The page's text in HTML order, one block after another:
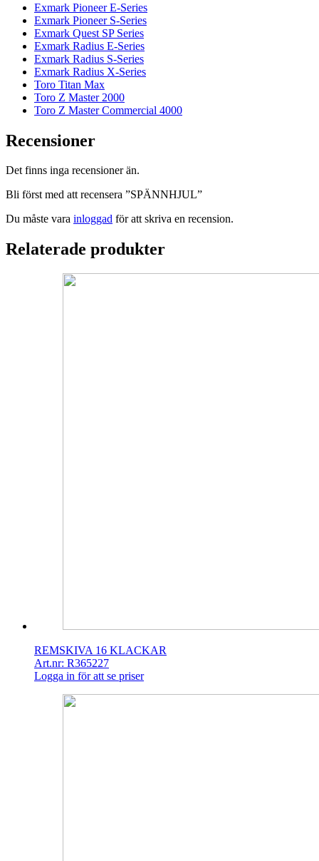
Exmark Pioneer E-Series
Exmark Pioneer S-Series
Exmark Quest SP Series
Exmark Radius E-Series
Exmark Radius S-Series
Exmark Radius X-Series
Toro Titan Max
Toro Z Master 2000
Toro Z Master Commercial 4000
Recensioner
Det finns inga recensioner än.
Bli först med att recensera ”SPÄNNHJUL”
Du måste vara inloggad för att skriva en recension.
Relaterade produkter
REMSKIVA 16 KLACKAR
Art.nr: R365227
Logga in för att se priser